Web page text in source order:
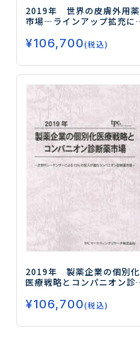
2019年 世界の皮膚外用薬
市場―ラインアップ拡充に
薬市場―
¥106,700(税込)
2019年 製薬企業の個別化
医療戦略とコンパニオン診
サーによるCDxの投入が進む
コンパニオン診断薬市場―
¥106,700(税込)